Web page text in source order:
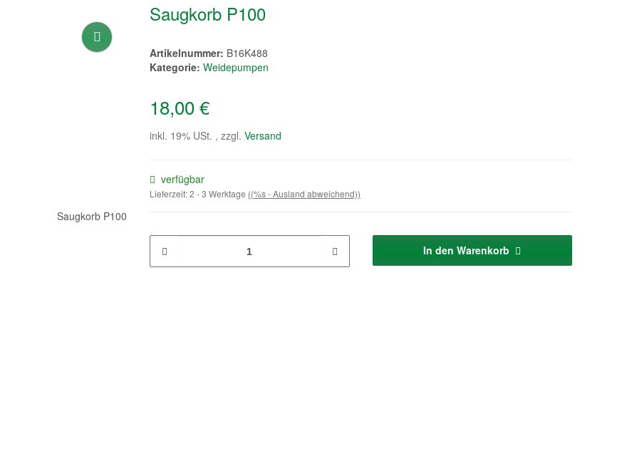
Saugkorb P100
Artikelnummer: B16K488
Kategorie: Weidepumpen
18,00 €
inkl. 19% USt. , zzgl. Versand
verfügbar
Lieferzeit:2 - 3 Werktage ((%s - Ausland abweichend))
In den Warenkorb